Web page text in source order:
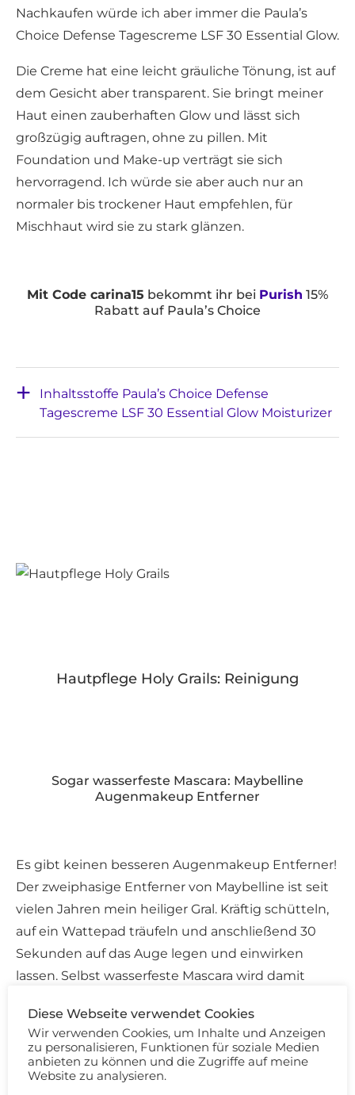
Nachkaufen würde ich aber immer die Paula’s
Choice Defense Tagescreme LSF 30 Essential Glow.
Die Creme hat eine leicht gräuliche Tönung, ist auf
dem Gesicht aber transparent. Sie bringt meiner
Haut einen zauberhaften Glow und lässt sich
großzügig auftragen, ohne zu pillen. Mit
Foundation und Make-up verträgt sie sich
hervorragend. Ich würde sie aber auch nur an
normaler bis trockener Haut empfehlen, für
Mischhaut wird sie zu stark glänzen.
Mit Code carina15 bekommt ihr bei Purish 15%
Rabatt auf Paula’s Choice
Inhaltsstoffe Paula’s Choice Defense
Tagescreme LSF 30 Essential Glow Moisturizer
Hautpflege Holy Grails: Reinigung
Sogar wasserfeste Mascara: Maybelline
Augenmakeup Entferner
Es gibt keinen besseren Augenmakeup Entferner!
Der zweiphasige Entferner von Maybelline ist seit
vielen Jahren mein heiliger Gral. Kräftig schütteln,
auf ein Wattepad träufeln und anschließend 30
Sekunden auf das Auge legen und einwirken
lassen. Selbst wasserfeste Mascara wird damit
Das Tolle am Maybelline Augenmakeup Entferner
ist, dass er keinen öligen Film auf den Augen
hinterlässt. Zudem ist er komplett geruchslos.
Diese Webseite verwendet Cookies
Wir verwenden Cookies, um Inhalte und Anzeigen
zu personalisieren, Funktionen für soziale Medien
anbieten zu können und die Zugriffe auf meine
Website zu analysieren.